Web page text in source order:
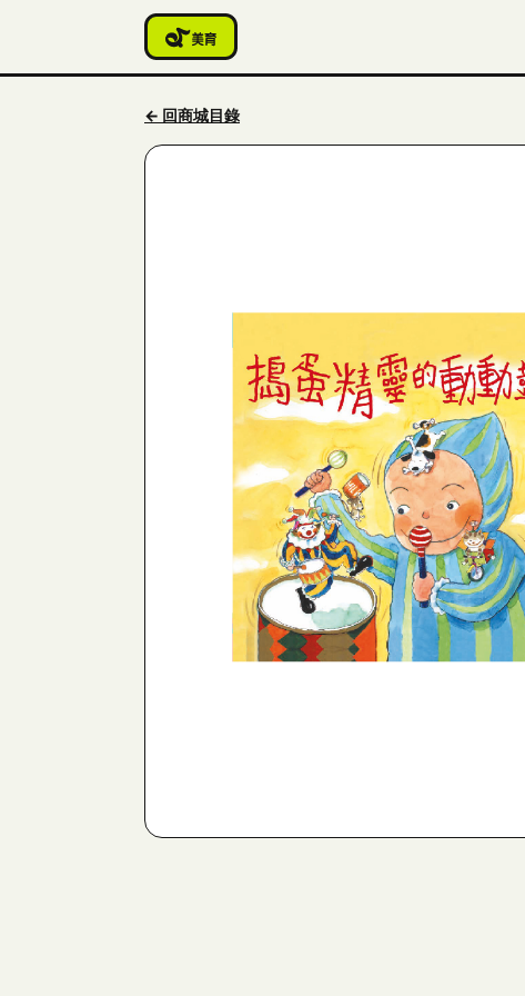
← 回商城目錄